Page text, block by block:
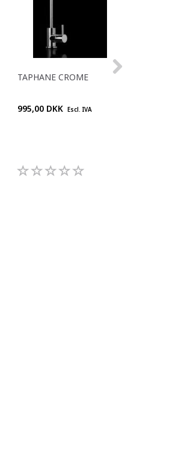
TAPHANE CROME
995,00 DKK Escl. IVA